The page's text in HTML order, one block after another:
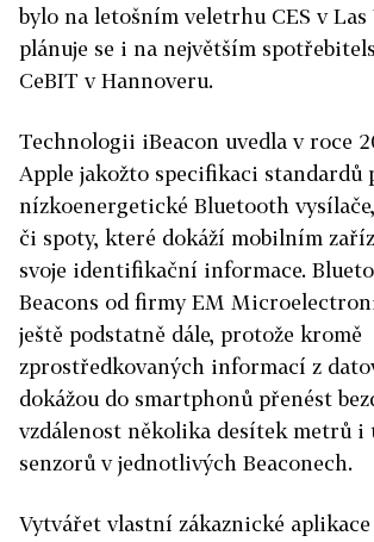
bylo na letošním veletrhu CES v Las
plánuje se i na největším
CeBIT v Hannoveru.
Technologii iBeacon uvedla v roce
Apple jakožto specifikaci standardů
nízkoenergetické Bluetooth
či spoty, které dokáží mobilním
svoje identifikační informace.
Beacons od firmy EM
ještě podstatně dále, protože kromě
zprostředkovaných informací z
dokážou do smartphonů přenést
vzdálenost několika desítek metrů i
senzorů v jednotlivých Beaconech.
Vytvářet vlastní zákaznické